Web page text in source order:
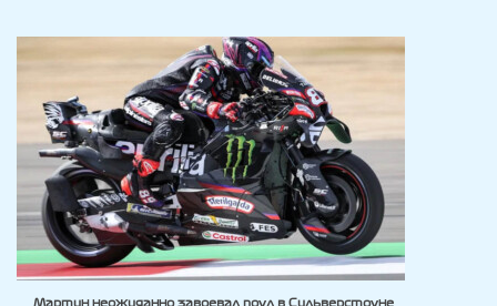
Мартин неожиданно завоевал поул в Сильверстоуне